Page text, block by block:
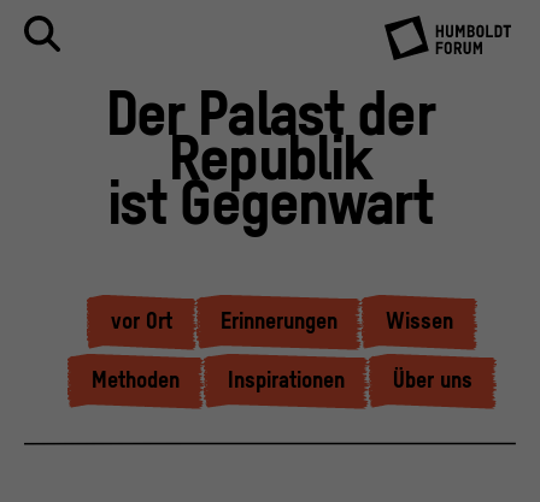
Der Palast der
Republik
ist Gegenwart
vor Ort Erinnerungen Wissen
Methoden Inspirationen Über uns